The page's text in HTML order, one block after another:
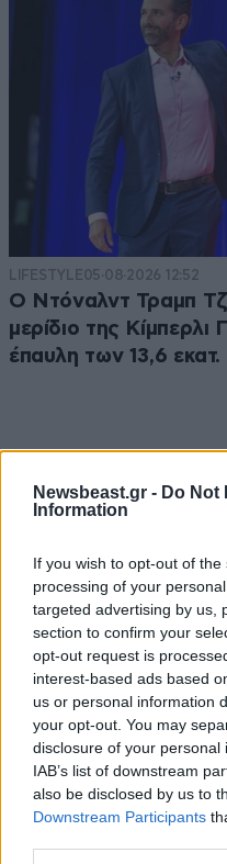
Newsbeast.gr - Do Not
Information
If you wish to opt-out of
processing of your
targeted advertising by us,
section to confirm your
opt-out request is
interest-based ads based
us or personal information
your opt-out. You may
disclosure of your
IAB’s list of downstream
also be disclosed by us to
Downstream Participants
LIFESTYLE05·08·2026 12:52
Ο Ντόναλντ Τραμπ
μερίδιο της Κίμπερλι
έπαυλη των 13,6
MARKET
Ο